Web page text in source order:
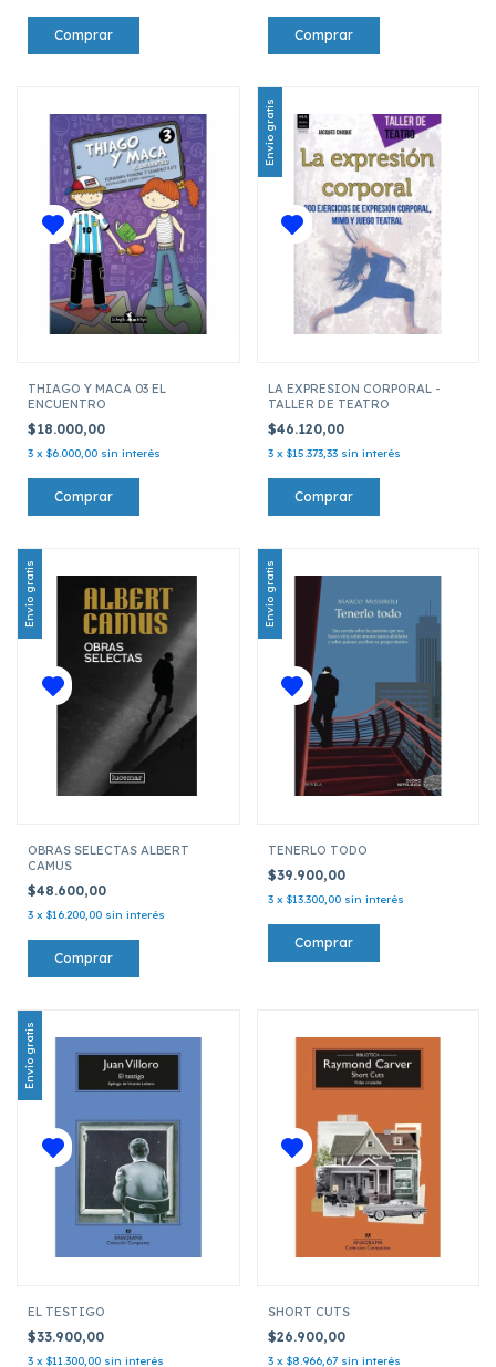
THIAGO Y MACA 03 EL
ENCUENTRO
$18.000,00
3 x $6.000,00 sin interés
Envío gratis
LA EXPRESION CORPORAL -
TALLER DE TEATRO
$46.120,00
3 x $15.373,33 sin interés
Envío gratis
OBRAS SELECTAS ALBERT
CAMUS
$48.600,00
3 x $16.200,00 sin interés
Envío gratis
TENERLO TODO
$39.900,00
3 x $13.300,00 sin interés
Envío gratis
EL TESTIGO
$33.900,00
3 x $11.300,00 sin interés
SHORT CUTS
$26.900,00
3 x $8.966,67 sin interés